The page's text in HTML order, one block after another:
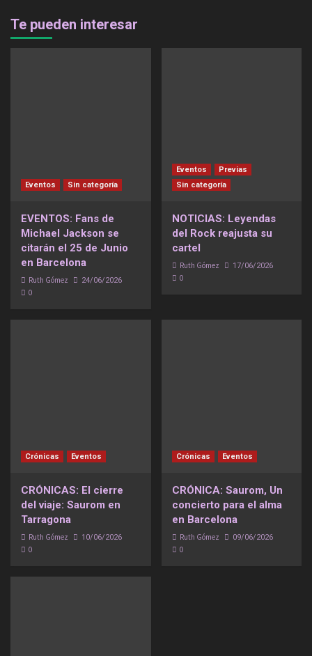
Te pueden interesar
Eventos Sin categoría
EVENTOS: Fans de
Michael Jackson se
citarán el 25 de Junio
en Barcelona
Ruth Gómez 24/06/2026
0
Eventos
Previas
Sin categoría
NOTICIAS: Leyendas
del Rock reajusta su
cartel
Ruth Gómez 17/06/2026
0
Crónicas Eventos
CRÓNICAS: El cierre
del viaje: Saurom en
Tarragona
Ruth Gómez 10/06/2026
0
Crónicas Eventos
CRÓNICA: Saurom, Un
concierto para el alma
en Barcelona
Ruth Gómez 09/06/2026
0